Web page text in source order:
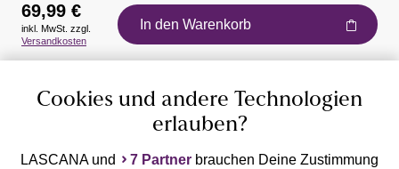
Auszeichnungen
69,99 €
inkl. MwSt. zzgl.
Versandkosten
In den Warenkorb
Cookies und andere Technologien
erlauben?
LASCANA und 7 Partner brauchen Deine Zustimmung